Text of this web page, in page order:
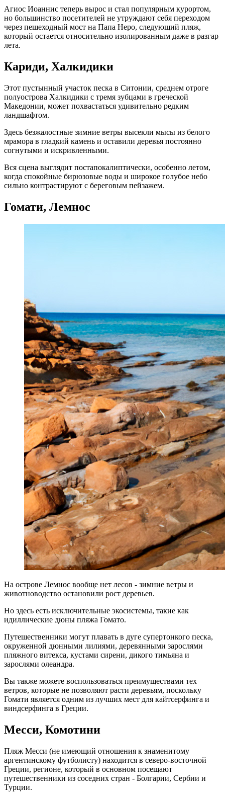
Агиос Иоаннис теперь вырос и стал популярным курортом,
но большинство посетителей не утруждают себя переходом
через пешеходный мост на Папа Неро, следующий пляж,
который остается относительно изолированным даже в разгар
лета.
Кариди, Халкидики
Этот пустынный участок песка в Ситонии, среднем отроге
полуострова Халкидики с тремя зубцами в греческой
Македонии, может похвастаться удивительно редким
ландшафтом.
Здесь безжалостные зимние ветры высекли мысы из белого
мрамора в гладкий камень и оставили деревья постоянно
согнутыми и искривленными.
Вся сцена выглядит постапокалиптически, особенно летом,
когда спокойные бирюзовые воды и широкое голубое небо
сильно контрастируют с береговым пейзажем.
Гомати, Лемнос
На острове Лемнос вообще нет лесов - зимние ветры и
животноводство остановили рост деревьев.
Но здесь есть исключительные экосистемы, такие как
идиллические дюны пляжа Гомато.
Путешественники могут плавать в дуге супертонкого песка,
окруженной дюнными лилиями, деревянными зарослями
пляжного витекса, кустами сирени, дикого тимьяна и
зарослями олеандра.
Вы также можете воспользоваться преимуществами тех
ветров, которые не позволяют расти деревьям, поскольку
Гомати является одним из лучших мест для кайтсерфинга и
виндсерфинга в Греции.
Месси, Комотини
Пляж Месси (не имеющий отношения к знаменитому
аргентинскому футболисту) находится в северо-восточной
Греции, регионе, который в основном посещают
путешественники из соседних стран - Болгарии, Сербии и
Турции.